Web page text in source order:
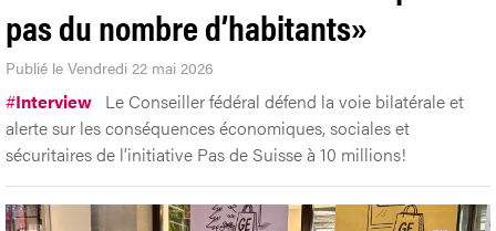
pas du nombre d’habitants»
Publié le Vendredi 22 mai 2026
#Interview Le Conseiller fédéral défend la voie bilatérale et
alerte sur les conséquences économiques, sociales et
sécuritaires de l’initiative Pas de Suisse à 10 millions!